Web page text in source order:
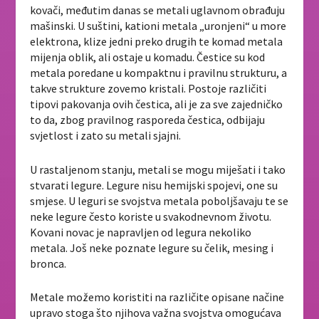
kovači, međutim danas se metali uglavnom obrađuju
mašinski. U suštini, kationi metala „uronjeni“ u more
elektrona, klize jedni preko drugih te komad metala
mijenja oblik, ali ostaje u komadu. Čestice su kod
metala poredane u kompaktnu i pravilnu strukturu, a
takve strukture zovemo kristali. Postoje različiti
tipovi pakovanja ovih čestica, ali je za sve zajedničko
to da, zbog pravilnog rasporeda čestica, odbijaju
svjetlost i zato su metali sjajni.
U rastaljenom stanju, metali se mogu miješati i tako
stvarati legure. Legure nisu hemijski spojevi, one su
smjese. U leguri se svojstva metala poboljšavaju te se
neke legure često koriste u svakodnevnom životu.
Kovani novac je napravljen od legura nekoliko
metala. Još neke poznate legure su čelik, mesing i
bronca.
Metale možemo koristiti na različite opisane načine
upravo stoga što njihova važna svojstva omogućava